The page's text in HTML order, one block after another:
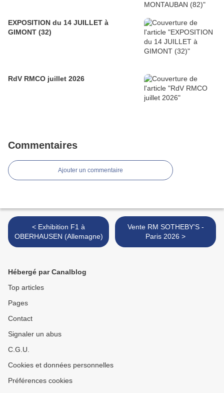
EXPOSITION du 14 JUILLET à
GIMONT (32)
RdV RMCO juillet 2026
Commentaires
Ajouter un commentaire
< Exhibition F1 à
OBERHAUSEN (Allemagne)
Vente RM SOTHEBY'S -
Paris 2026 >
Hébergé par Canalblog
Top articles
Pages
Contact
Signaler un abus
C.G.U.
Cookies et données personnelles
Préférences cookies